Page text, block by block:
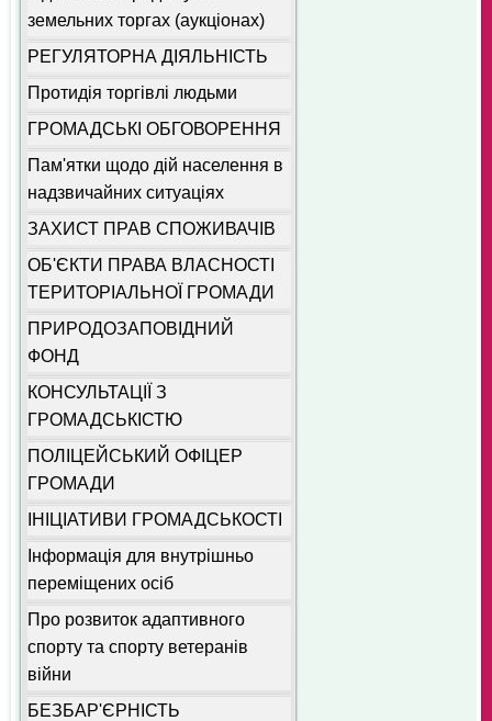
земельних торгах (аукціонах)
РЕГУЛЯТОРНА ДІЯЛЬНІСТЬ
Протидія торгівлі людьми
ГРОМАДСЬКІ ОБГОВОРЕННЯ
Пам'ятки щодо дій населення в
надзвичайних ситуаціях
ЗАХИСТ ПРАВ СПОЖИВАЧІВ
ОБ'ЄКТИ ПРАВА ВЛАСНОСТІ
ТЕРИТОРІАЛЬНОЇ ГРОМАДИ
ПРИРОДОЗАПОВІДНИЙ
ФОНД
КОНСУЛЬТАЦІЇ З
ГРОМАДСЬКІСТЮ
ПОЛІЦЕЙСЬКИЙ ОФІЦЕР
ГРОМАДИ
ІНІЦІАТИВИ ГРОМАДСЬКОСТІ
Інформація для внутрішньо
переміщених осіб
Про розвиток адаптивного
спорту та спорту ветеранів
війни
БЕЗБАР'ЄРНІСТЬ